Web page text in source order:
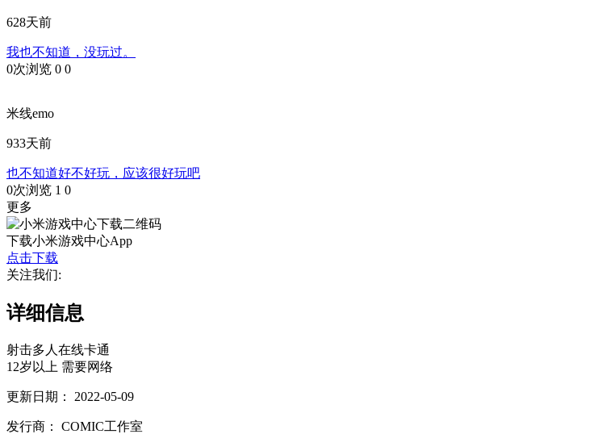
628天前
我也不知道，没玩过。
0次浏览 0 0
米线emo
933天前
也不知道好不好玩，应该很好玩吧
0次浏览 1 0
更多
下载小米游戏中心App
点击下载
关注我们:
详细信息
射击多人在线卡通
12岁以上 需要网络
更新日期： 2022-05-09
发行商： COMIC工作室